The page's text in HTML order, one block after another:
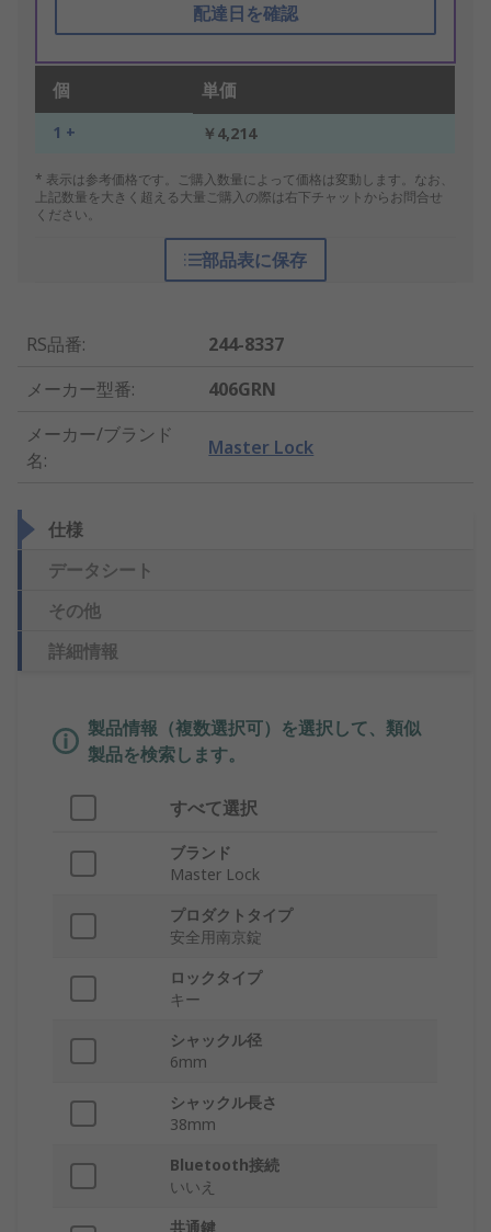
配達日を確認
個 単価
1 + ￥4,214
* 表示は参考価格です。ご購入数量によって価格は変動します。なお、
上記数量を大きく超える大量ご購入の際は右下チャットからお問合せ
ください。
部品表に保存
RS品番:
244-8337
メーカー型番:
406GRN
メーカー/ブランド
名:
Master Lock
仕様
データシート
その他
詳細情報
製品情報（複数選択可）を選択して、類似
製品を検索します。
すべて選択
ブランド
Master Lock
プロダクトタイプ
安全用南京錠
ロックタイプ
キー
シャックル径
6mm
シャックル長さ
38mm
Bluetooth接続
いいえ
共通鍵